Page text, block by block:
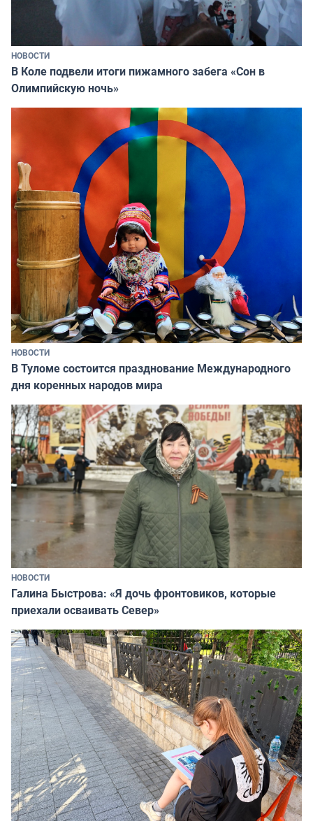
НОВОСТИ
В Коле подвели итоги пижамного забега «Сон в
Олимпийскую ночь»
НОВОСТИ
В Туломе состоится празднование Международного
дня коренных народов мира
НОВОСТИ
Галина Быстрова: «Я дочь фронтовиков, которые
приехали осваивать Север»